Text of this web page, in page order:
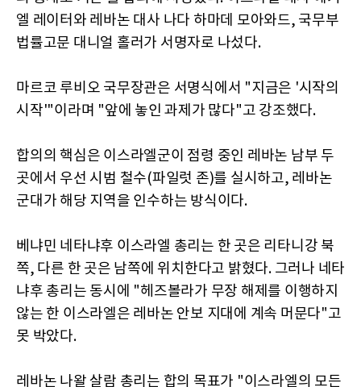
엘 레이터와 레바논 대사 나다 하마데 모아와드, 국무부
법률고문 대니얼 홀러가 서명자로 나섰다.
마르코 루비오 국무장관은 서명식에서 "지금은 '시작의
시작'"이라며 "앞에 놓인 과제가 많다"고 강조했다.
합의의 핵심은 이스라엘군이 점령 중인 레바논 남부 두
곳에서 우선 시범 철수(파일럿 존)를 실시하고, 레바논
군대가 해당 지역을 인수하는 방식이다.
베냐민 네타냐후 이스라엘 총리는 한 곳은 리타니강 북
쪽, 다른 한 곳은 남쪽에 위치한다고 밝혔다. 그러나 네타
냐후 총리는 동시에 "헤즈볼라가 무장 해제를 이행하지
않는 한 이스라엘은 레바논 안보 지대에 계속 머문다"고
못 박았다.
레바논 나왈 살람 총리는 합의 목표가 "이스라엘의 모든